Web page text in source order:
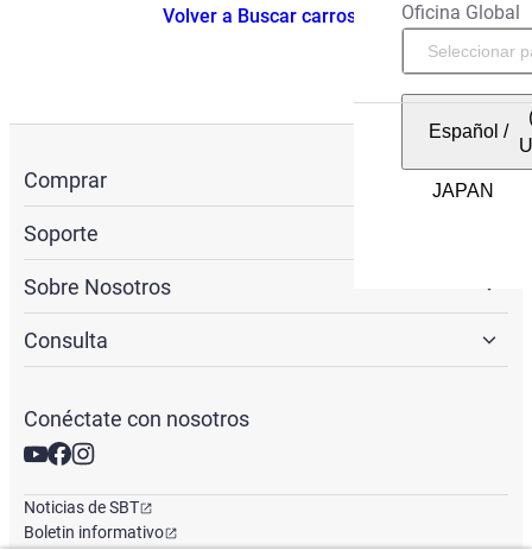
Oficina Global
Español /
Volver a Buscar carros
Comprar
Soporte
Sobre Nosotros
Consulta
Conéctate con nosotros
Noticias de SBT
Boletin informativo